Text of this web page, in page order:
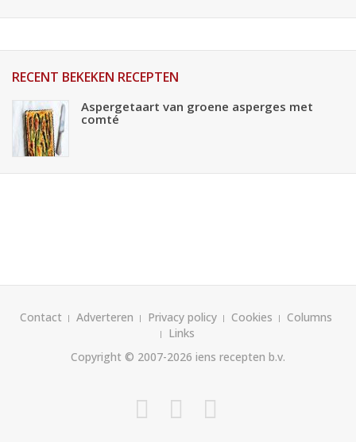
RECENT BEKEKEN RECEPTEN
Aspergetaart van groene asperges met
comté
Contact Adverteren Privacy policy Cookies
Columns
Links
Copyright © 2007-2026 iens recepten b.v.